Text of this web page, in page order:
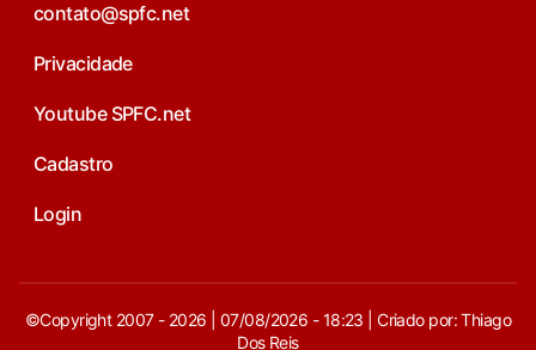
contato@spfc.net
Privacidade
Youtube SPFC.net
Cadastro
Login
©Copyright 2007 - 2026 | 07/08/2026 - 18:23 | Criado por: Thiago
Dos Reis